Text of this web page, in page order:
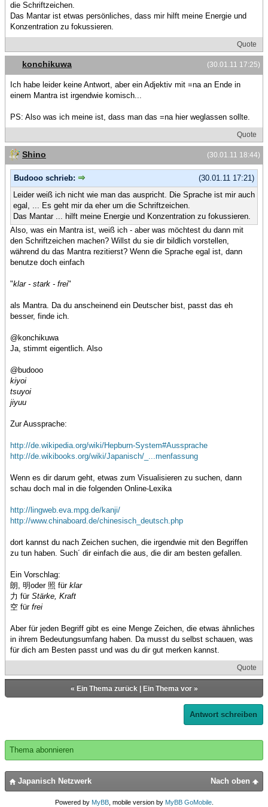
die Schriftzeichen.
Das Mantar ist etwas persönliches, dass mir hilft meine Energie und
Konzentration zu fokussieren.
Quote
(30.01.11 17:25)
konchikuwa
Ich habe leider keine Antwort, aber ein Adjektiv mit =na an Ende in
einem Mantra ist irgendwie komisch...
PS: Also was ich meine ist, dass man das =na hier weglassen sollte.
Quote
(30.01.11 18:44)
Shino
(30.01.11 17:21)
Budooo schrieb:
Leider weiß ich nicht wie man das auspricht. Die Sprache ist mir auch
egal, ... Es geht mir da eher um die Schriftzeichen.
Das Mantar ... hilft meine Energie und Konzentration zu fokussieren.
Also, was ein Mantra ist, weiß ich - aber was möchtest du dann mit
den Schriftzeichen machen? Willst du sie dir bildlich vorstellen,
während du das Mantra rezitierst? Wenn die Sprache egal ist, dann
benutze doch einfach
"klar - stark - frei"
als Mantra. Da du anscheinend ein Deutscher bist, passt das eh
besser, finde ich.
@konchikuwa
Ja, stimmt eigentlich. Also
@budooo
kiyoi
tsuyoi
jiyuu
Zur Aussprache:
http://de.wikipedia.org/wiki/Hepburn-System#Aussprache
http://de.wikibooks.org/wiki/Japanisch/_...menfassung
Wenn es dir darum geht, etwas zum Visualisieren zu suchen, dann
schau doch mal in die folgenden Online-Lexika
http://lingweb.eva.mpg.de/kanji/
http://www.chinaboard.de/chinesisch_deutsch.php
dort kannst du nach Zeichen suchen, die irgendwie mit den Begriffen
zu tun haben. Such´ dir einfach die aus, die dir am besten gefallen.
Ein Vorschlag:
朗, 明oder 照 für klar
力 für Stärke, Kraft
空 für frei
Aber für jeden Begriff gibt es eine Menge Zeichen, die etwas ähnliches
in ihrem Bedeutungsumfang haben. Da musst du selbst schauen, was
für dich am Besten passt und was du dir gut merken kannst.
Quote
« Ein Thema zurück| Ein Thema vor»
Antwort schreiben
Thema abonnieren
Nach oben
Japanisch Netzwerk
Powered by MyBB, mobile version by MyBB GoMobile.